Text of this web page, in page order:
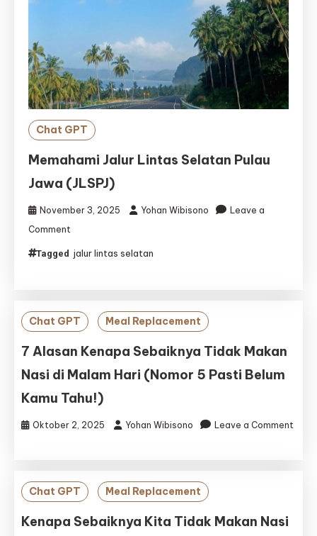
Chat GPT
Memahami Jalur Lintas Selatan Pulau
Jawa (JLSPJ)
November 3, 2025 Yohan Wibisono
Leave a
Comment
Jalur
Jawa
(JLSPJ)
Tagged jalur lintas selatan
Chat GPT Meal Replacement
7 Alasan Kenapa Sebaiknya Tidak Makan
Nasi di Malam Hari (Nomor 5 Pasti Belum
Kamu Tahu!)
Oktober 2, 2025 Yohan Wibisono
Leave a Comment
Kenapa
Sebaiknya
Tidak
Chat GPT Meal Replacement
Kenapa Sebaiknya Kita Tidak Makan Nasi